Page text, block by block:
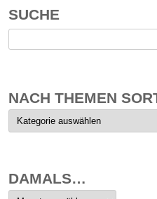
SUCHE
nach:
NACH THEMEN
Nach
Themen
sortiert
DAMALS…
Damals…